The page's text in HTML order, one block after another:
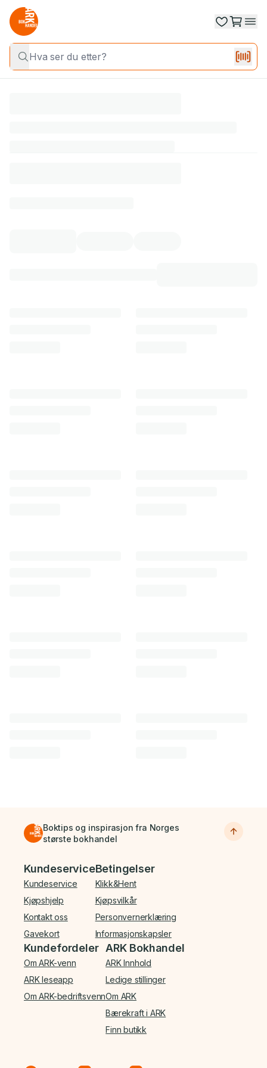
Boktips og inspirasjon fra Norges
største bokhandel
Bunnmeny
Kundeservice
Kundeservice
Kjøpshjelp
Kontakt oss
Gavekort
Betingelser
Klikk&Hent
Kjøpsvilkår
Personvernerklæring
Informasjonskapsler
Kundefordeler
Om ARK-venn
ARK leseapp
Om ARK-bedriftsvenn
ARK Bokhandel
ARK Innhold
Ledige stillinger
Om ARK
Bærekraft i ARK
Finn butikk